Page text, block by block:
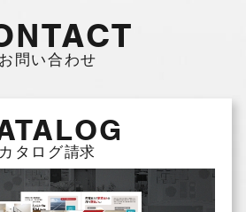
告配信先などを含みます。以
います。）などから収集する
検索した検索キーワード，利
，利用環境（携帯端末を通じ
当該端末の通信状態，利用に
情報なども含みます），IPア
情報，位置情報，端末の個体
お問い合わせ
カタログ請求